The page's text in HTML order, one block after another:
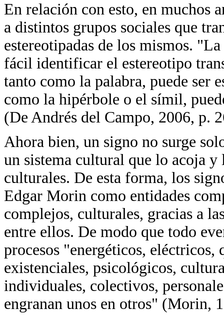
En relación con esto, en muchos
a distintos grupos sociales que
estereotipadas de los mismos.
fácil identificar el estereotipo
tanto como la palabra, puede ser
como la hipérbole o el símil,
(De Andrés del Campo, 2006, p.
Ahora bien, un signo no surge
un sistema cultural que lo acoja
culturales. De esta forma, los
Edgar Morin como entidades
complejos, culturales, gracias a
entre ellos. De modo que todo
procesos "energéticos,
existenciales, psicológicos,
individuales, colectivos,
engranan unos en otros" (Morin,